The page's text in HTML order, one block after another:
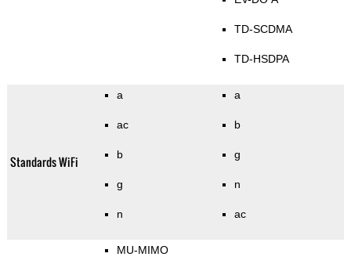
TD-SCDMA
TD-HSDPA
Standards WiFi
a
ac
b
g
n
a
b
g
n
ac
MU-MIMO